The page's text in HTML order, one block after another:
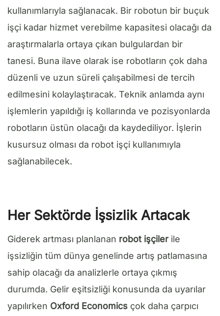
kullanımlarıyla sağlanacak. Bir robotun bir buçuk
işçi kadar hizmet verebilme kapasitesi olacağı da
araştırmalarla ortaya çıkan bulgulardan bir
tanesi. Buna ilave olarak ise robotların çok daha
düzenli ve uzun süreli çalışabilmesi de tercih
edilmesini kolaylaştıracak. Teknik anlamda aynı
işlemlerin yapıldığı iş kollarında ve pozisyonlarda
robotların üstün olacağı da kaydediliyor. İşlerin
kusursuz olması da robot işçi kullanımıyla
sağlanabilecek.
Her Sektörde İşsizlik Artacak
Giderek artması planlanan robot işçilerile
işsizliğin tüm dünya genelinde artış patlamasına
sahip olacağı da analizlerle ortaya çıkmış
durumda. Gelir eşitsizliği konusunda da uyarılar
yapılırken Oxford Economics çok daha çarpıcı